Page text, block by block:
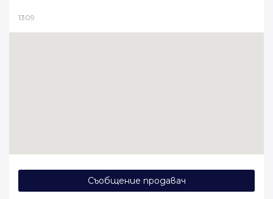
1309
Съобщение продавач